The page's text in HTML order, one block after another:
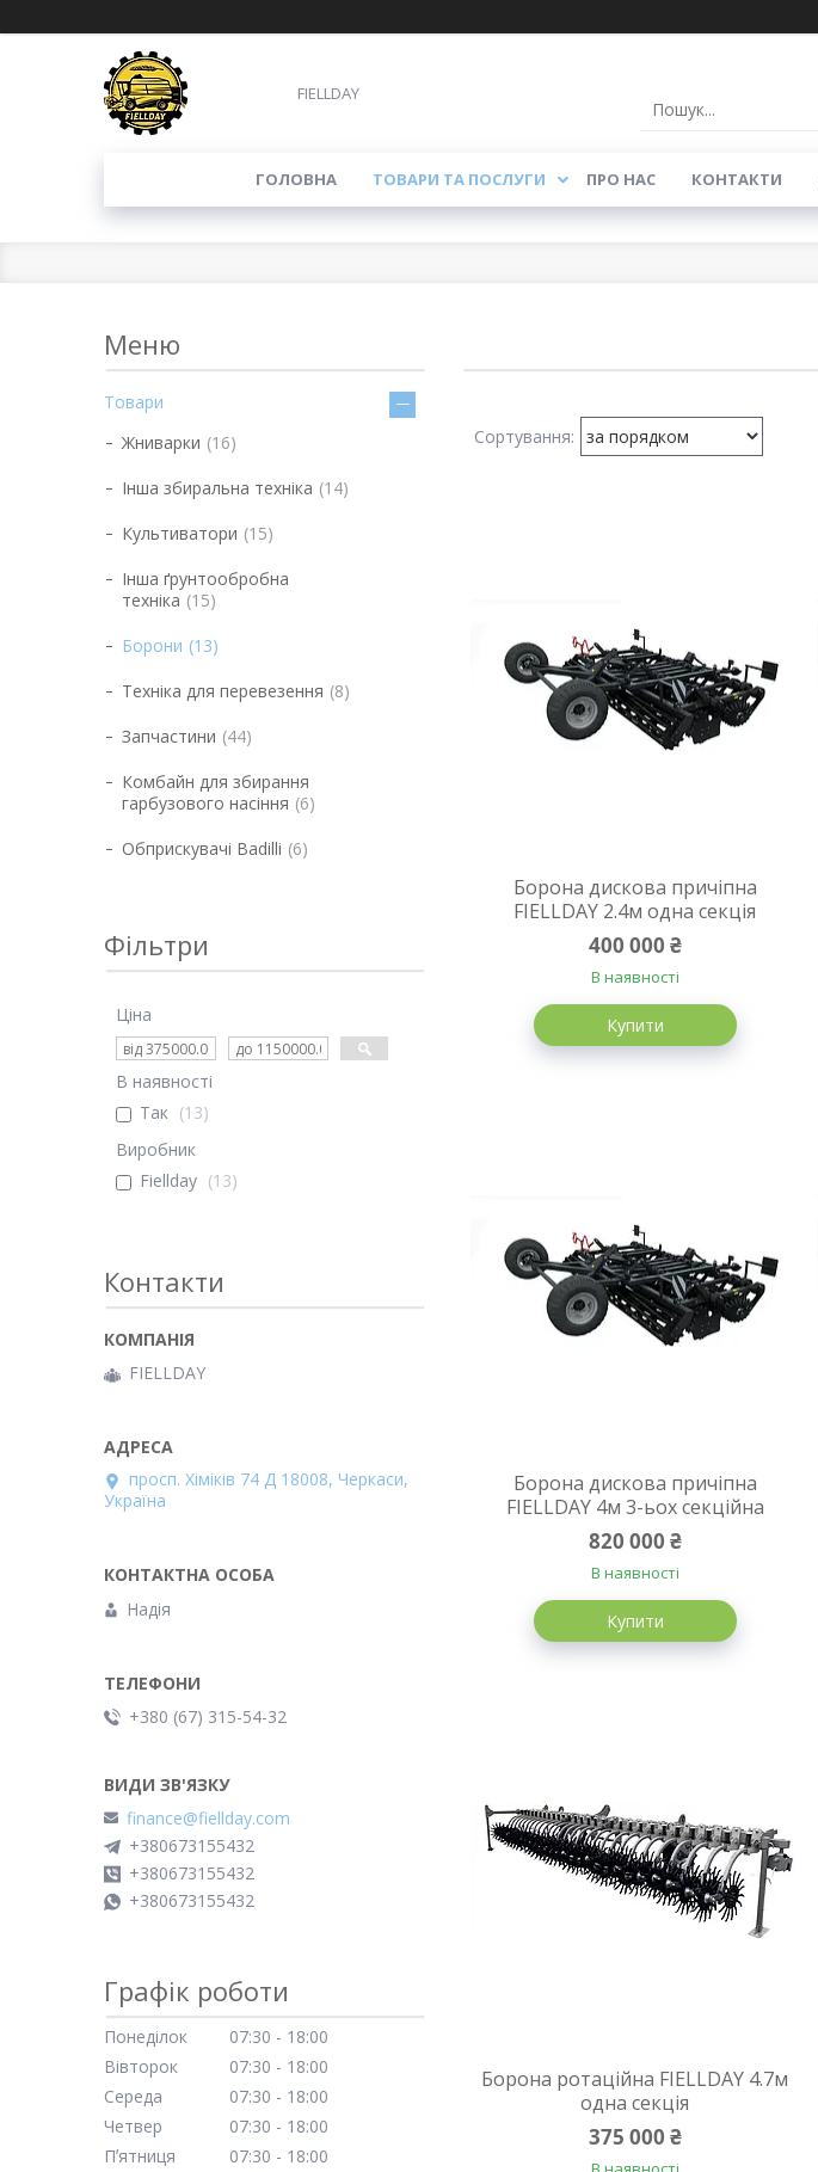
FIELLDAY
ГОЛОВНА ТОВАРИ ТА ПОСЛУГИ ПРО НАС КОНТАКТИ
Борона дискова причіпна
FIELLDAY 2.4м одна секція
400 000 ₴
В наявності
Купити
Борона дискова причіпна
FIELLDAY 4м 3-ьох секційна
820 000 ₴
В наявності
Купити
Борона ротаційна FIELLDAY 4.7м
одна секція
375 000 ₴
Товари
Жниварки 16
Інша збиральна техніка 14
Культиватори 15
Інша ґрунтообробна
техніка 15
Борони 13
Техніка для перевезення 8
Запчастини 44
Комбайн для збирання
гарбузового насіння 6
Обприскувачі Badilli 6
Фільтри
Ціна
В наявності
Так
13
Виробник
Fiellday
13
Контакти
FІELLDAY
просп. Хіміків 74 Д 18008, Черкаси,
Україна
Надія
+380 (67) 315-54-32
finance@fiellday.com
+380673155432
+380673155432
+380673155432
Графік роботи
Понеділок 07:30
18:00
Вівторок
07:30
18:00
Середа
07:30
18:00
Четвер
07:30
18:00
Пʼятниця
07:30
18:00